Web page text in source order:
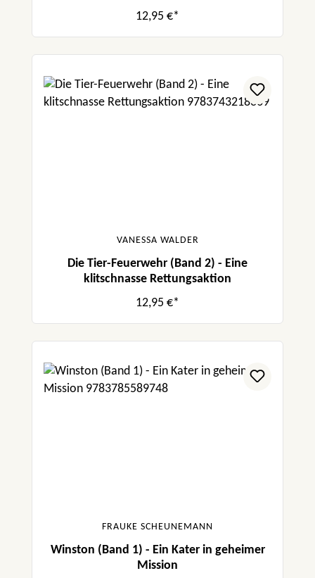
12,95 €*
VANESSA WALDER
Die Tier-Feuerwehr (Band 2) - Eine
klitschnasse Rettungsaktion
12,95 €*
FRAUKE SCHEUNEMANN
Winston (Band 1) - Ein Kater in geheimer
Mission